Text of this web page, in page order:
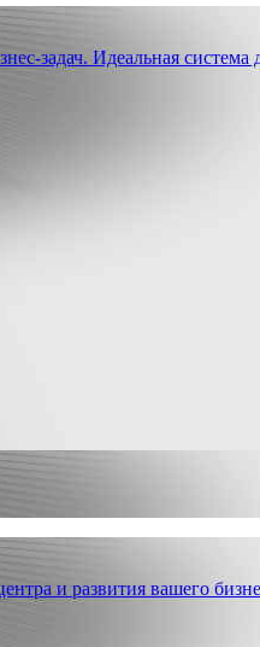
задач. Идеальная система
и развития вашего